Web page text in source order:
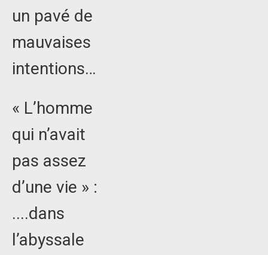
un pavé de
mauvaises
intentions…
« L’homme
qui n’avait
pas assez
d’une vie » :
....dans
l’abyssale